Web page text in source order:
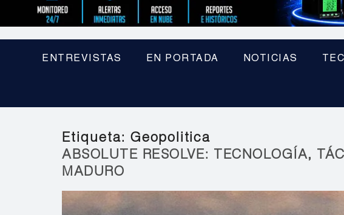
ENTREVISTAS EN PORTADA NOTICIAS
Etiqueta:Geopolitica
ABSOLUTE RESOLVE: TECNOLOGÍA,
MADURO